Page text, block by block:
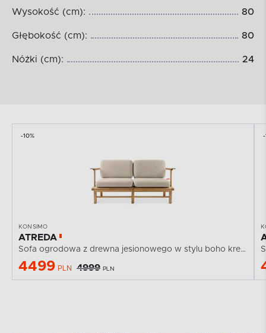
Wysokość (cm): 80
Głębokość (cm): 80
Nóżki (cm): 24
-10%
KONSIMO
ATREDA
Sofa ogrodowa z drewna jesionowego w stylu boho krewowy
4499 PLN 4999 PLN
-